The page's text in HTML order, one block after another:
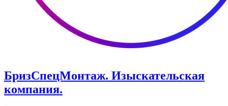
БризСпецМонтаж. Изыскательская
компания.